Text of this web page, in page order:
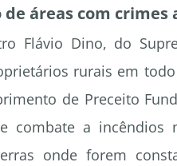
áreas com
Flávio Dino, do
rurais em
de Preceito
combate a
onde forem